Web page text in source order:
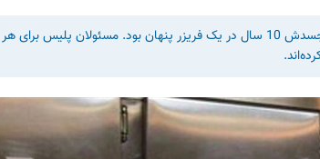
پلیس اسکاتلند‌یارد به دنبال کشف راز قتل یک بازنشسته 67ساله است که جسدش 10 سال در یک فریزر پنهان بود. مسئولان پلیس برای هر